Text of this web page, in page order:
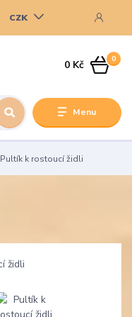
Menu
CZK
0
0 Kč
Pultík k rostoucí židli